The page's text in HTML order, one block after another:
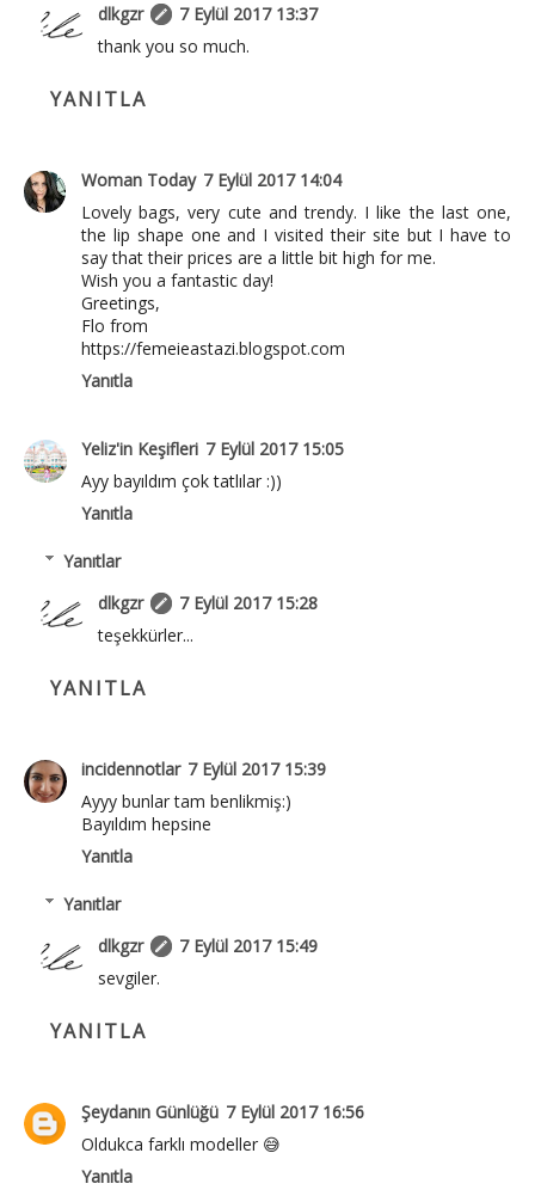
dlkgzr
7 Eylül 2017 13:37
thank you so much.
YANITLA
Woman Today 7 Eylül 2017 14:04
Lovely bags, very cute and trendy. I like the last one,
the lip shape one and I visited their site but I have to
say that their prices are a little bit high for me.
Wish you a fantastic day!
Greetings,
Flo from
https://femeieastazi.blogspot.com
Yanıtla
Yeliz'in Keşifleri 7 Eylül 2017 15:05
Ayy bayıldım çok tatlılar :))
Yanıtla
Yanıtlar
dlkgzr
7 Eylül 2017 15:28
teşekkürler...
YANITLA
incidennotlar 7 Eylül 2017 15:39
Ayyy bunlar tam benlikmiş:)
Bayıldım hepsine
Yanıtla
Yanıtlar
dlkgzr
7 Eylül 2017 15:49
sevgiler.
YANITLA
Şeydanın Günlüğü 7 Eylül 2017 16:56
Oldukca farklı modeller 😅
Yanıtla